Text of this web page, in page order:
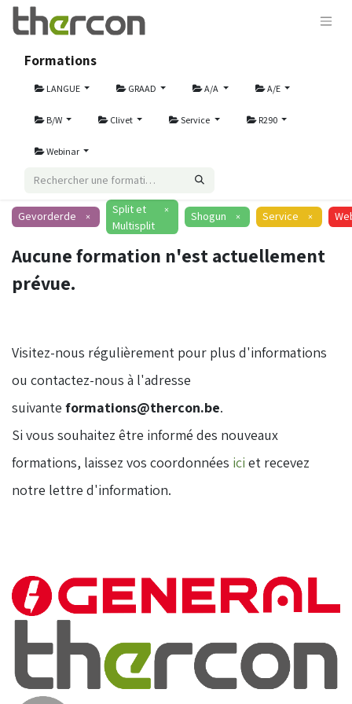
Formations
LANGUE GRAAD A/A A/E
B/W Clivet Service R290
Webinar
Gevorderde ×
Split et
Multisplit
× Shogun × Service ×
Aucune formation n'est actuellement
prévue.
Visitez-nous régulièrement pour plus d'informations
ou contactez-nous à l'adresse
suivante formations@thercon.be.
​Si vous souhaitez être informé des nouveaux
formations, laissez vos coordonnées ici et recevez
notre lettre d'information.